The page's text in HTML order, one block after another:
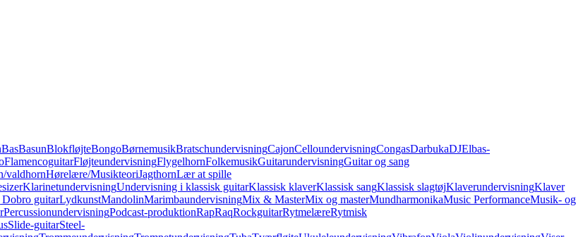
BasBasunBlokfløjteBongoBørnemusikBratschundervisningCajonCelloundervisningCongasDarbukaDJElbas-
FlamencoguitarFløjteundervisningFlygelhornFolkemusikGuitarundervisningGuitar og sang
valdhornHørelære/MusikteoriJagthornLær at spille
KlarinetundervisningUndervisning i klassisk guitarKlassisk klaverKlassisk sangKlassisk slagtøjKlaverundervisningKlaver
guitarLydkunstMandolinMarimbaundervisningMix & MasterMix og masterMundharmonikaMusic PerformanceMusik- og
PercussionundervisningPodcast-produktionRapRaqRockguitarRytmelæreRytmisk
Slide-guitarSteel-